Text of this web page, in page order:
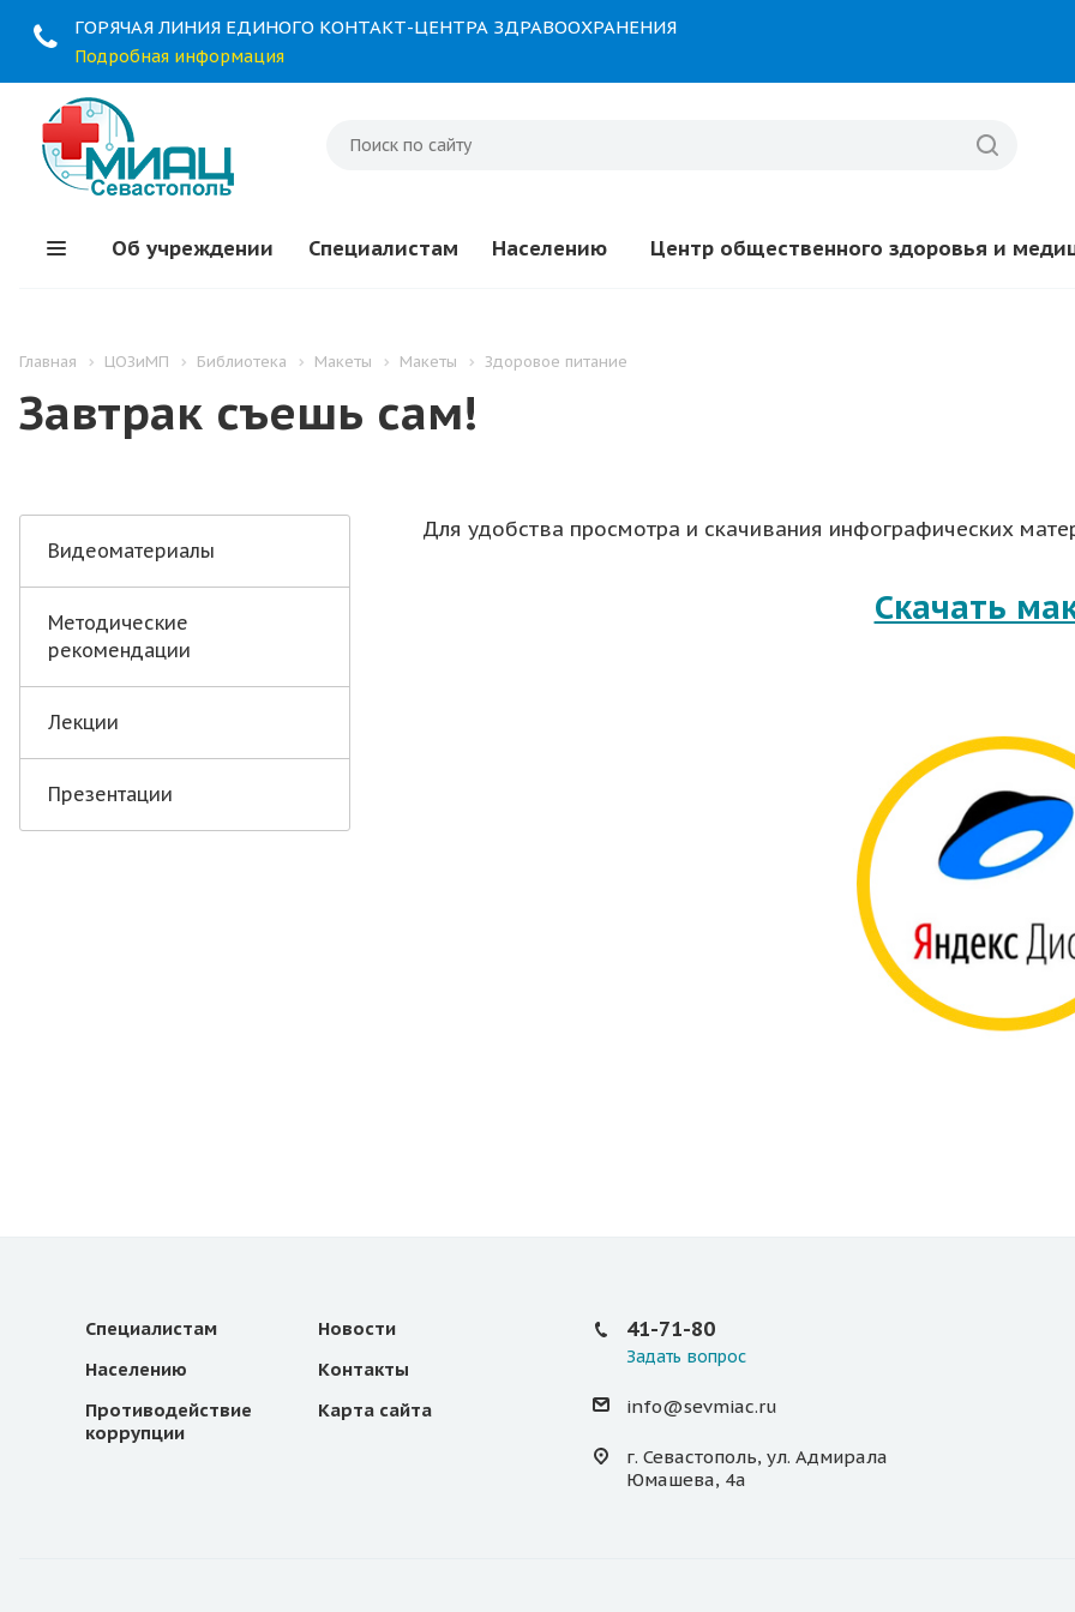
ГОРЯЧАЯ ЛИНИЯ ЕДИНОГО КОНТАКТ-ЦЕНТРА ЗДРАВООХРАНЕНИЯ
Подробная информация
Об учреждении Специалистам Населению Центр общественного здоровья и
Главная ЦОЗиМП Библиотека Макеты Макеты Здоровое питание
Завтрак съешь сам!
Видеоматериалы
Методические
рекомендации
Лекции
Презентации
Для удобства просмотра и скачивания инфографических
Скачать
Специалистам
Населению
Противодействие
коррупции
Новости
Контакты
Карта сайта
41-71-80
Задать вопрос
info@sevmiac.ru
г. Севастополь, ул. Адмирала
Юмашева, 4а